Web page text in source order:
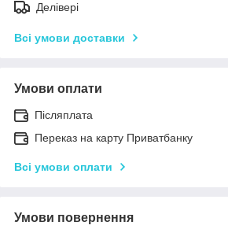
Делівері
Всі умови доставки
Умови оплати
Післяплата
Переказ на карту Приватбанку
Всі умови оплати
Умови повернення